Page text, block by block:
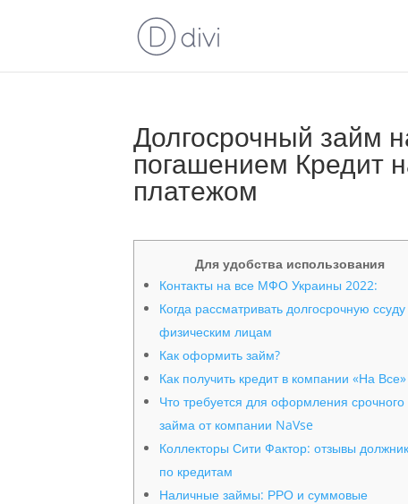
Долгосрочный займ
погашением Кредит
платежом
Для удобства использования
Контакты на все МФО Украины 2022:
Когда рассматривать долгосрочную ссуду
физическим лицам
Как оформить займ?
Как получить кредит в компании «На Все»
Что требуется для оформления срочного
займа от компании NaVse
Коллекторы Сити Фактор: отзывы
по кредитам
Наличные займы: РРО и суммовые